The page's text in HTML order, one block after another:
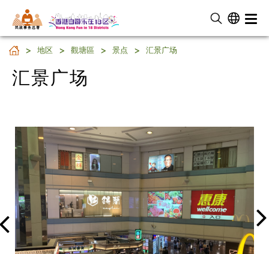
民 政 事 务 总 署
汇景广场
地区 觀塘區 景点 汇景广场
汇景广场